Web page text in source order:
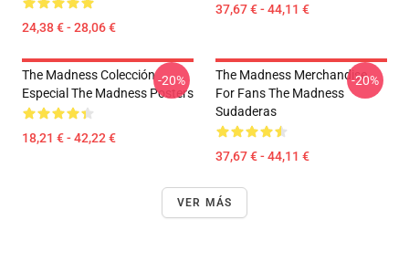
24,38 € - 28,06 €
37,67 € - 44,11 €
The Madness Colección
Especial The Madness Posters
18,21 € - 42,22 €
-20%
The Madness Merchandise
For Fans The Madness
Sudaderas
37,67 € - 44,11 €
-20%
VER MÁS